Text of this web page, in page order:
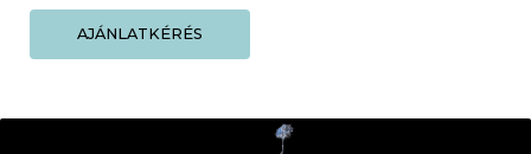
AJÁNLATKÉRÉS